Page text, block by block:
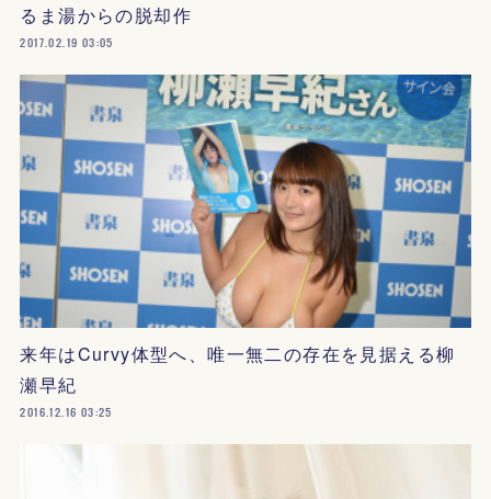
るま湯からの脱却作
2017.02.19 03:05
来年はCurvy体型へ、唯一無二の存在を見据える柳
瀬早紀
2016.12.16 03:25